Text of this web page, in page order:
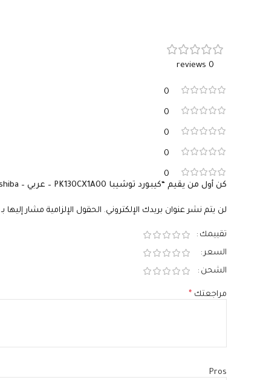
0 reviews
0
0
0
0
0
كن أول من يقيم “كيبورد توشيبا PK130CX1A00 – عربي – Genuine Toshiba – متوافق مع A660 و A665 – Keyboard”
لن يتم نشر عنوان بريدك الإلكتروني. الحقول الإلزامية مشار إليها بـ
تقييمك
السعر
الشحن
مراجعتك *
Pros